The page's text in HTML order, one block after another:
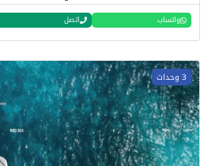
واتساب اتصل
3 وحدات